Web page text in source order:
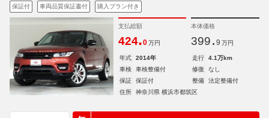
保証付 車両品質保証書付 購入プラン付き
支払総額
424.0 万円
本体価格
399. 9 万円
年式 2014年 走行
4.1万km
車検
車検整備付 修復
なし
保証
保証付 整備
法定整備付
住所
神奈川県 横浜市都筑区